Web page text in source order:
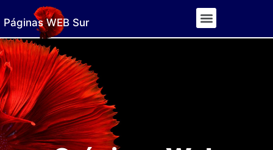
Páginas WEB Sur